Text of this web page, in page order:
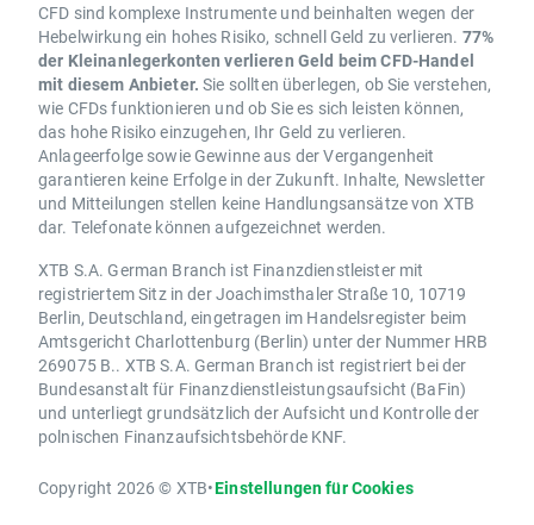
CFD sind komplexe Instrumente und beinhalten wegen der
Hebelwirkung ein hohes Risiko, schnell Geld zu verlieren. 77%
der Kleinanlegerkonten verlieren Geld beim CFD-Handel
mit diesem Anbieter. Sie sollten überlegen, ob Sie verstehen,
wie CFDs funktionieren und ob Sie es sich leisten können,
das hohe Risiko einzugehen, Ihr Geld zu verlieren.
Anlageerfolge sowie Gewinne aus der Vergangenheit
garantieren keine Erfolge in der Zukunft. Inhalte, Newsletter
und Mitteilungen stellen keine Handlungsansätze von XTB
dar. Telefonate können aufgezeichnet werden.
XTB S.A. German Branch ist Finanzdienstleister mit
registriertem Sitz in der Joachimsthaler Straße 10, 10719
Berlin, Deutschland, eingetragen im Handelsregister beim
Amtsgericht Charlottenburg (Berlin) unter der Nummer HRB
269075 B.. XTB S.A. German Branch ist registriert bei der
Bundesanstalt für Finanzdienstleistungsaufsicht (BaFin)
und unterliegt grundsätzlich der Aufsicht und Kontrolle der
polnischen Finanzaufsichtsbehörde KNF.
Copyright 2026 © XTB•Einstellungen für Cookies